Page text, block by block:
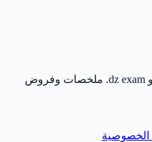
المصدر الأول للنجاح في dzexams و dz exam. ملخصات وفروض